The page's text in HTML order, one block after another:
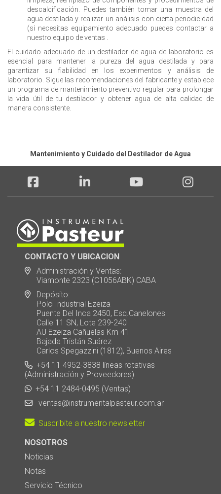
descalcificación. Puedes también tomar una muestra del
agua destilada y realizar un análisis con cierta periodicidad
(si necesitas equipamiento adecuado puedes contactar a
nuestro equipo de ventas .
El cuidado adecuado de un destilador de agua de laboratorio es
esencial para mantener la pureza del agua destilada y para
garantizar su fiabilidad en los experimentos y análisis de
laboratorio. Sigue las recomendaciones del fabricante y establece
un programa de mantenimiento preventivo regular para prolongar
la vida útil de tu destilador y obtener agua de alta calidad de
manera consistente.
Mantenimiento y Cuidado del Destilador de Agua
CONTACTO Y UBICACION
Administración y Ventas:
Viamonte 2323 (C1056ABK) CABA
Depósito:
Polo Industrial Ezeiza
Puente Del Inca 2450, Esq.Canelones
Calle 11 SN, Lote 239-240
AU Ezeiza Cañuelas Km 41
Bajada Tristán Suárez
Carlos Spegazzini (1812), Buenos Aires
+54 11 4952-3838 líneas rotativas
(Administración y Proveedores)
+54 11 2484-0495 (Ventas)
ventas@instrumentalpasteur.com.ar
Suscribite a nuestro newsletter
NOSOTROS
Noticias
Notas
Servicio Técnico